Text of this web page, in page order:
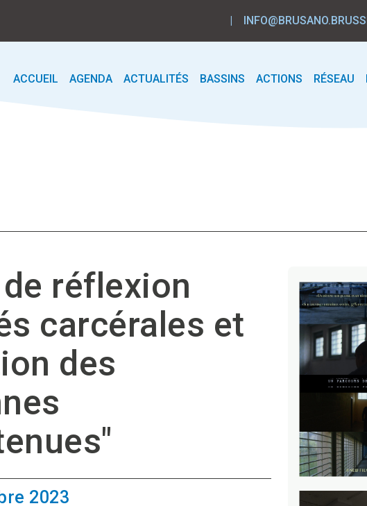
|
ACCUEIL AGENDA ACTUALITÉS BASSINS ACTIONS RÉSEAU
réflexion
carcérales et
des
2023